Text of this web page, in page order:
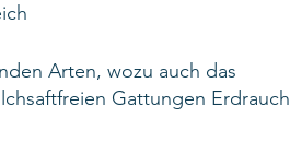
Arten, wozu auch das
Gattungen Erdrauch